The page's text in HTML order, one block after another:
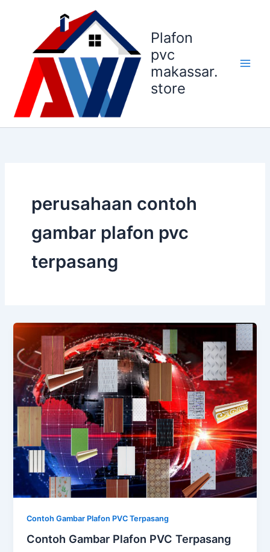
Plafon
pvc
makassar.
store
perusahaan contoh
gambar plafon pvc
terpasang
Contoh Gambar Plafon PVC Terpasang
Contoh Gambar Plafon PVC Terpasang